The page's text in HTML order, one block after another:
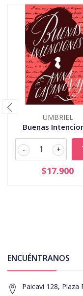
UMBRIEL
Buenas
+
-
$17.900
ENCUÉNTRANOS
Paicavi 128, Plaza